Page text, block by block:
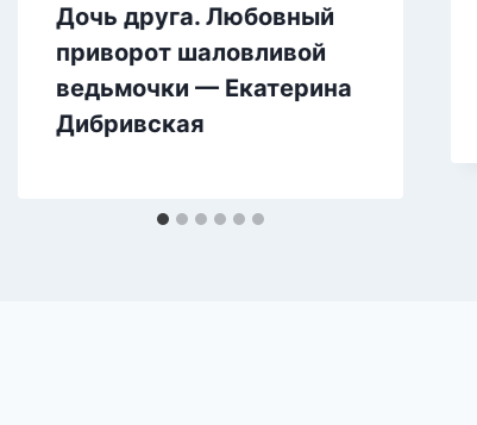
Дочь друга. Любовный
приворот шаловливой
ведьмочки — Екатерина
Дибривская